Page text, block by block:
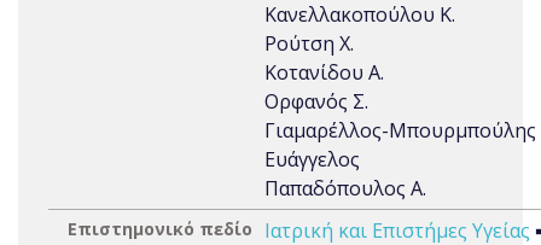
Κανελλακοπούλου Κ.
Ρούτση Χ.
Κοτανίδου Α.
Ορφανός Σ.
Γιαμαρέλλος-Μπουρμπούλης
Ευάγγελος
Παπαδόπουλος Α.
Επιστημονικό πεδίο Ιατρική και Επιστήμες Υγείας